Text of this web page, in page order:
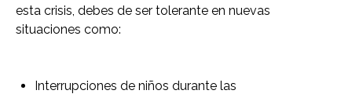
esta crisis, debes de ser tolerante en nuevas
situaciones como:
Interrupciones de niños durante las